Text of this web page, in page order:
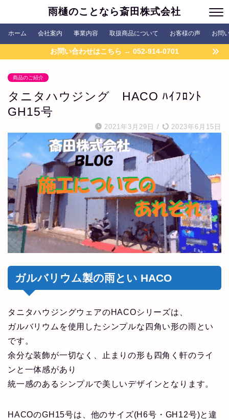
雨樋のことなら斎田株式会社
ホーム 会社案内 事業内容 取扱商品について お客様の声 お問
お問い合わせはこちら → 052-914-0701
商品のご紹介
タニタハウジング HACO ﾊｲﾌﾛﾝﾄ
GH15号
2021年3月29日 / 2023年6月15日
ガルバリウム製の雨とい HACO
タニタハウジングウェアのHACOシリーズは、
ガルバリウムを使用したシンプルな四角い形の雨とい
です。
余分な装飾が一切なく、止まりの形も四角く軒のライ
ンと一体感があり
統一感のあるシンプルで美しいデザインとなります。
HACOのGH15号は、他のサイズ(H6号・GH12号)と違